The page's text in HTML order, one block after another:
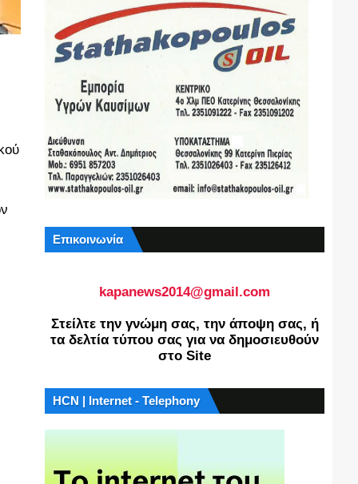
Επικοινωνία
kapanews2014@gmail.com
Στείλτε την γνώμη σας, την άποψη σας, ή
τα δελτία τύπου σας για να δημοσιευθούν
στο Site
HCN | Internet - Telephony